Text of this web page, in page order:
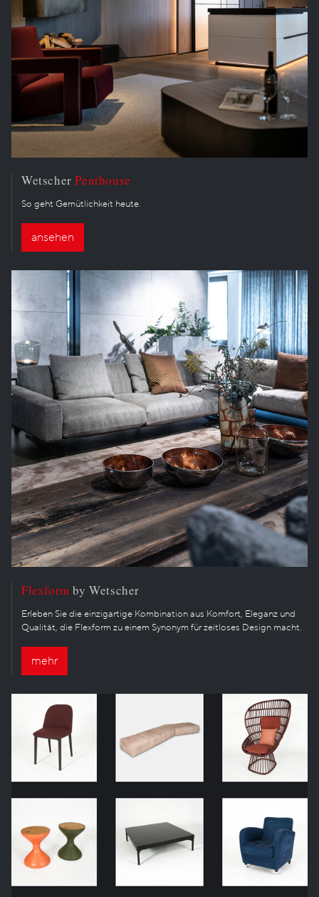
WetscherPenthouse
So geht Gemütlichkeit heute.
ansehen
Flexform by Wetscher
Erleben Sie die einzigartige Kombination aus Komfort, Eleganz und
Qualität, die Flexform zu einem Synonym für zeitloses Design macht.
mehr